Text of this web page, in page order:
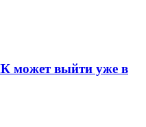
может выйти уже в